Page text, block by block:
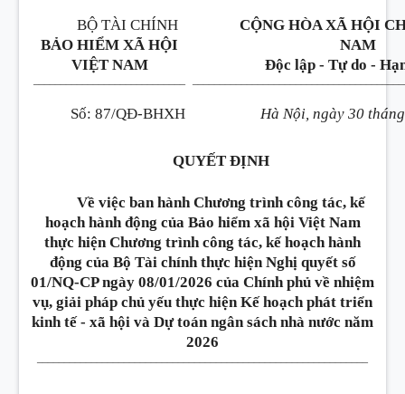
BỘ TÀI CHÍNH
BẢO HIỂM XÃ HỘI
VIỆT NAM
CỘNG HÒA XÃ HỘI
NAM
Độc lập - Tự do -
Số: 87/QĐ-BHXH Hà Nội, ngày 30
QUYẾT ĐỊNH
Về việc ban hành Chương trình công tác, kế
hoạch hành động của Bảo hiểm xã hội Việt Nam
thực hiện Chương trình công tác, kế hoạch hành
động của Bộ Tài chính thực hiện Nghị quyết số
01/NQ-CP ngày 08/01/2026 của Chính phủ về nhiệm
vụ, giải pháp chủ yếu thực hiện Kế hoạch phát triển
kinh tế - xã hội và Dự toán ngân sách nhà nước năm
2026